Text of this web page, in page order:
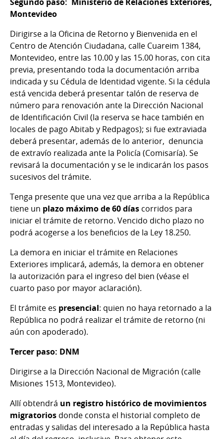
Montevideo
Dirigirse a la Oficina de Retorno y Bienvenida en el
Centro de Atención Ciudadana, calle Cuareim 1384,
Montevideo, entre las 10.00 y las 15.00 horas, con cita
previa, presentando toda la documentación arriba
indicada y su Cédula de Identidad vigente. Si la cédula
está vencida deberá presentar talón de reserva de
número para renovación ante la Dirección Nacional
de Identificación Civil (la reserva se hace también en
locales de pago Abitab y Redpagos); si fue extraviada
deberá presentar, además de lo anterior, denuncia
de extravío realizada ante la Policía (Comisaría). Se
revisará la documentación y se le indicarán los pasos
sucesivos del trámite.
Tenga presente que una vez que arriba a la República
tiene un plazo máximo de 60 días corridos para
iniciar el trámite de retorno. Vencido dicho plazo no
podrá acogerse a los beneficios de la Ley 18.250.
La demora en iniciar el trámite en Relaciones
Exteriores implicará, además, la demora en obtener
la autorización para el ingreso del bien (véase el
cuarto paso por mayor aclaración).
El trámite es presencial: quien no haya retornado a la
República no podrá realizar el trámite de retorno (ni
aún con apoderado).
Tercer paso: DNM
Dirigirse a la Dirección Nacional de Migración (calle
Misiones 1513, Montevideo).
Allí obtendrá un registro histórico de movimientos
migratorios donde consta el historial completo de
entradas y salidas del interesado a la República hasta